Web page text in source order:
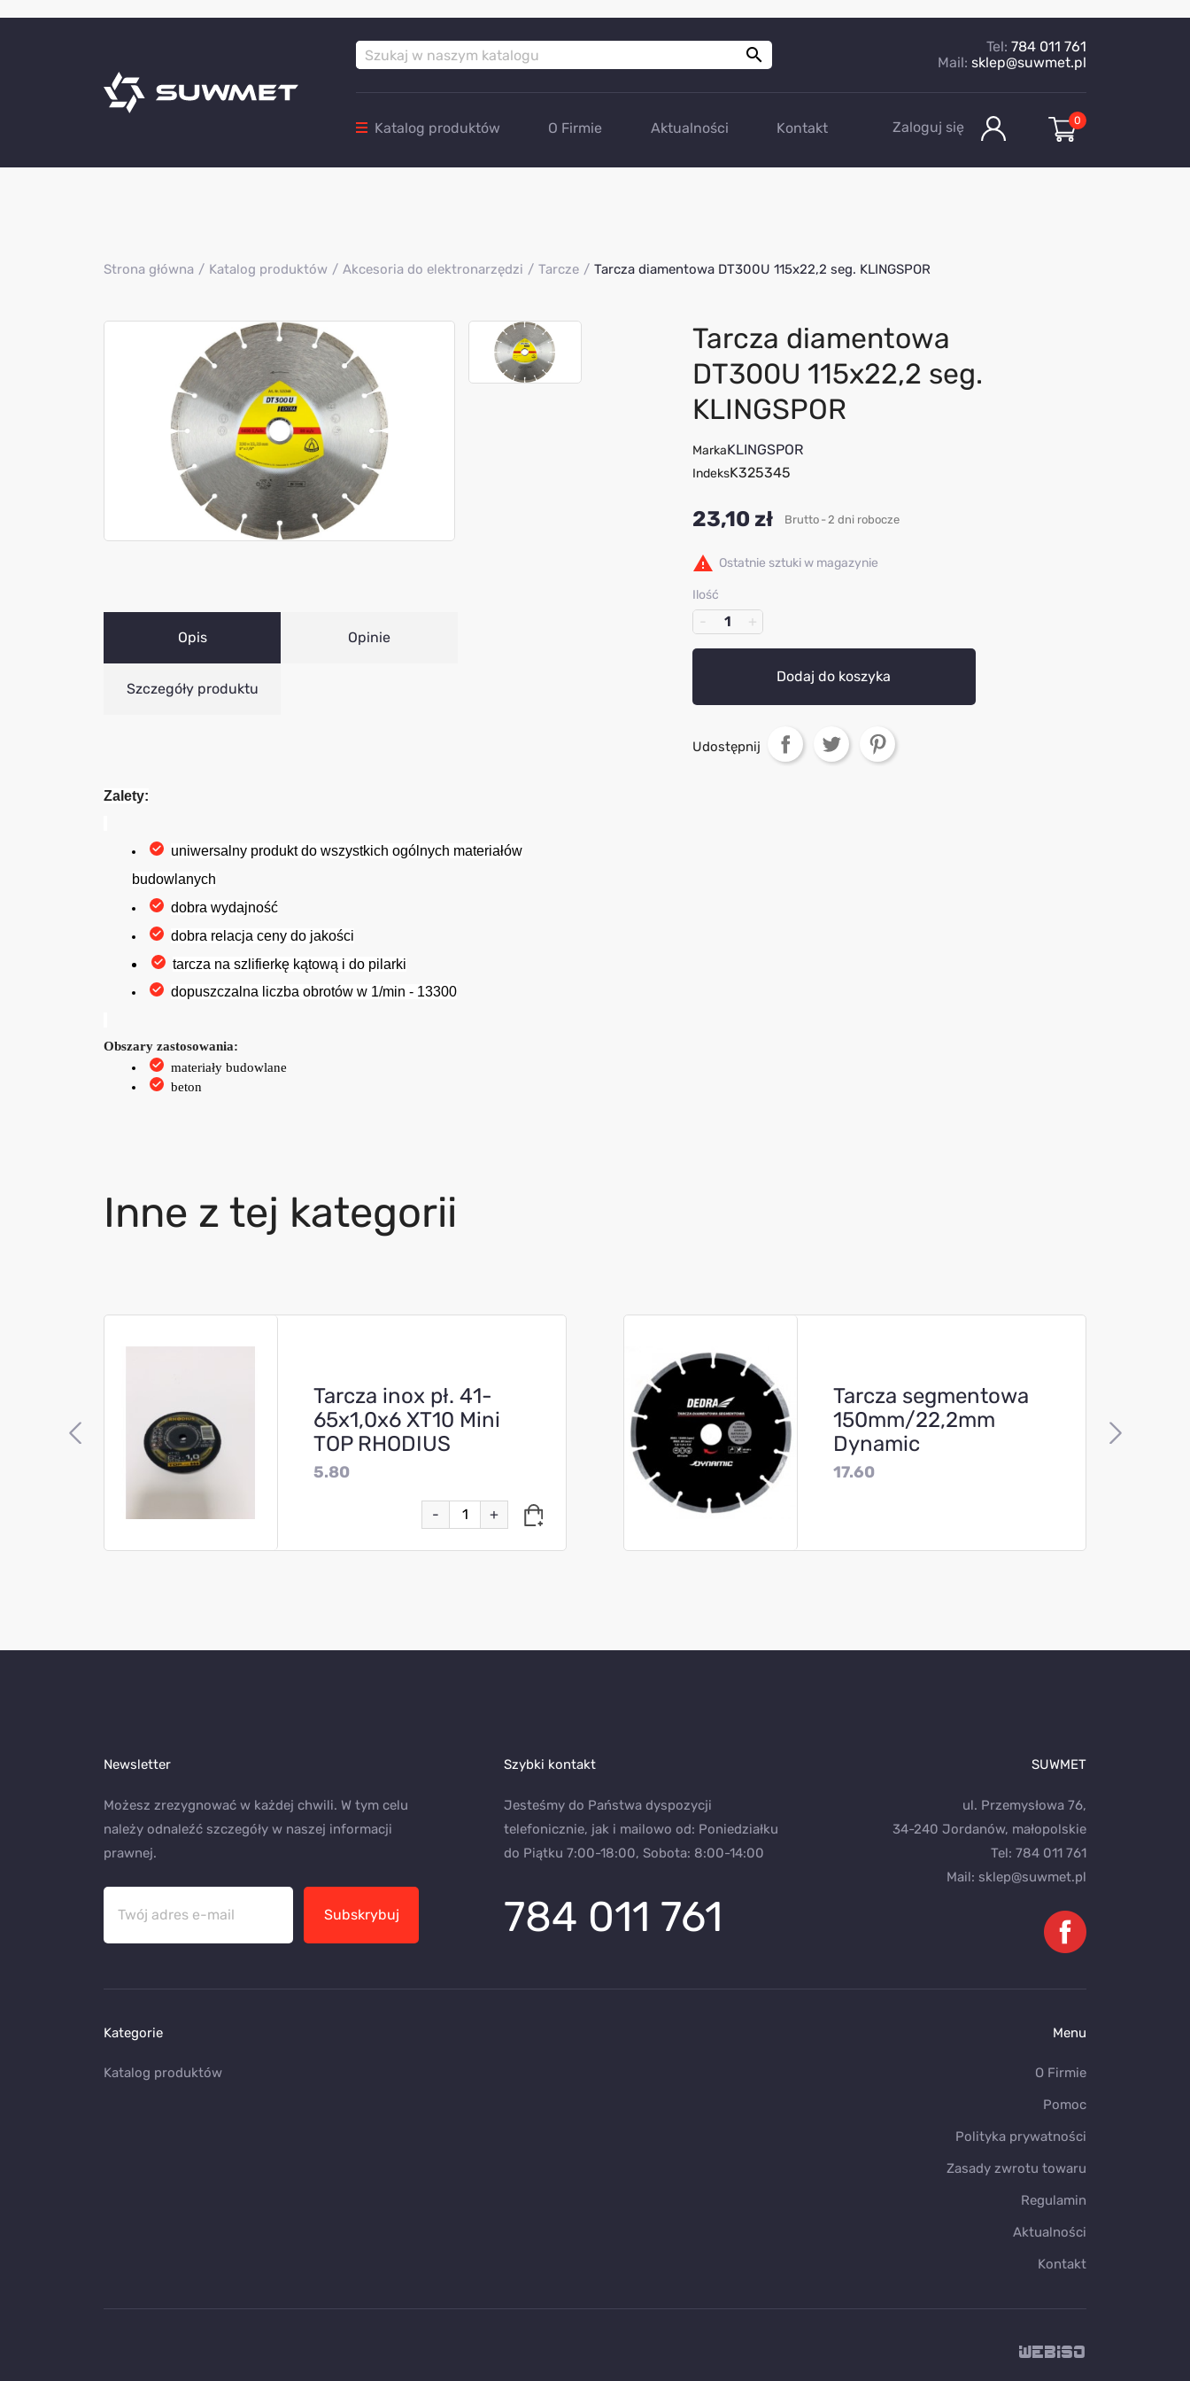
 Tel: 784 011 761
Mail: sklep@suwmet.pl
Katalog produktów O Firmie Aktualności Kontakt Zaloguj się 0
Strona główna Katalog produktów Akcesoria do elektronarzędzi Tarcze Tarcza diamentowa DT300U 115x22,2 seg. KLINGSPOR
Opis Opinie
Szczegóły produktu
Zalety:
uniwersalny produkt do wszystkich ogólnych materiałów
budowlanych
dobra wydajność
dobra relacja ceny do jakości
tarcza na szlifierkę kątową i do pilarki
dopuszczalna liczba obrotów w 1/min - 13300
Obszary zastosowania:
materiały budowlane
beton
Tarcza diamentowa
DT300U 115x22,2 seg.
KLINGSPOR
MarkaKLINGSPOR
IndeksK325345
23,10 zł Brutto 2 dni robocze
 Ostatnie sztuki w magazynie
Ilość
Dodaj do koszyka
Udostępnij
Inne z tej kategorii
Tarcza inox pł. 41-
65x1,0x6 XT10 Mini
TOP RHODIUS
5.80
- +
Tarcza segmentowa
150mm/22,2mm
Dynamic
17.60
Newsletter
Możesz zrezygnować w każdej chwili. W tym celu
należy odnaleźć szczegóły w naszej informacji
prawnej.
Subskrybuj
Szybki kontakt
Jesteśmy do Państwa dyspozycji
telefonicznie, jak i mailowo od: Poniedziałku
do Piątku 7:00-18:00, Sobota: 8:00-14:00
784 011 761
SUWMET
ul. Przemysłowa 76,
34-240 Jordanów, małopolskie
Tel: 784 011 761
Mail: sklep@suwmet.pl
Kategorie
Katalog produktów
Menu
O Firmie
Pomoc
Polityka prywatności
Zasady zwrotu towaru
Regulamin
Aktualności
Kontakt
WEBISO